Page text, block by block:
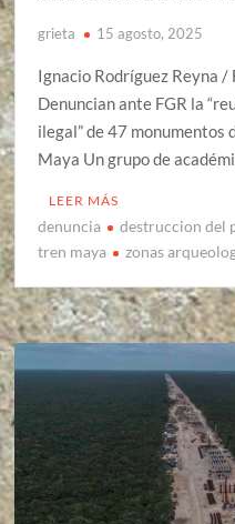
grieta 15 agosto, 2025
Ignacio Rodríguez Reyna /
Denuncian ante FGR la
ilegal” de 47 monumentos
Maya Un grupo de
LEER MÁS
denuncia destruccion del
tren maya
zonas